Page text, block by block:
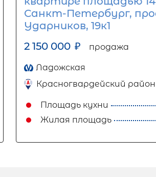
Санкт-Петербург,
Ударников, 19к1
2 150 000 ₽ продажа
Ладожская
Красногвардейский район
Площадь кухни
Жилая площадь